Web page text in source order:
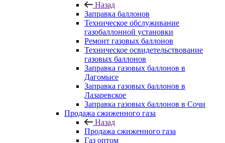
Назад
Заправка баллонов
Техническое обслуживание
газобаллонной установки
Pемонт газовых баллонов
Техническое освидетельствование
газовых баллонов
Заправка газовых баллонов в
Дагомысе
Заправка газовых баллонов в
Лазаревское
Заправка газовых баллонов в Сочи
Продажа сжиженного газа
Назад
Продажа сжиженного газа
Газ оптом